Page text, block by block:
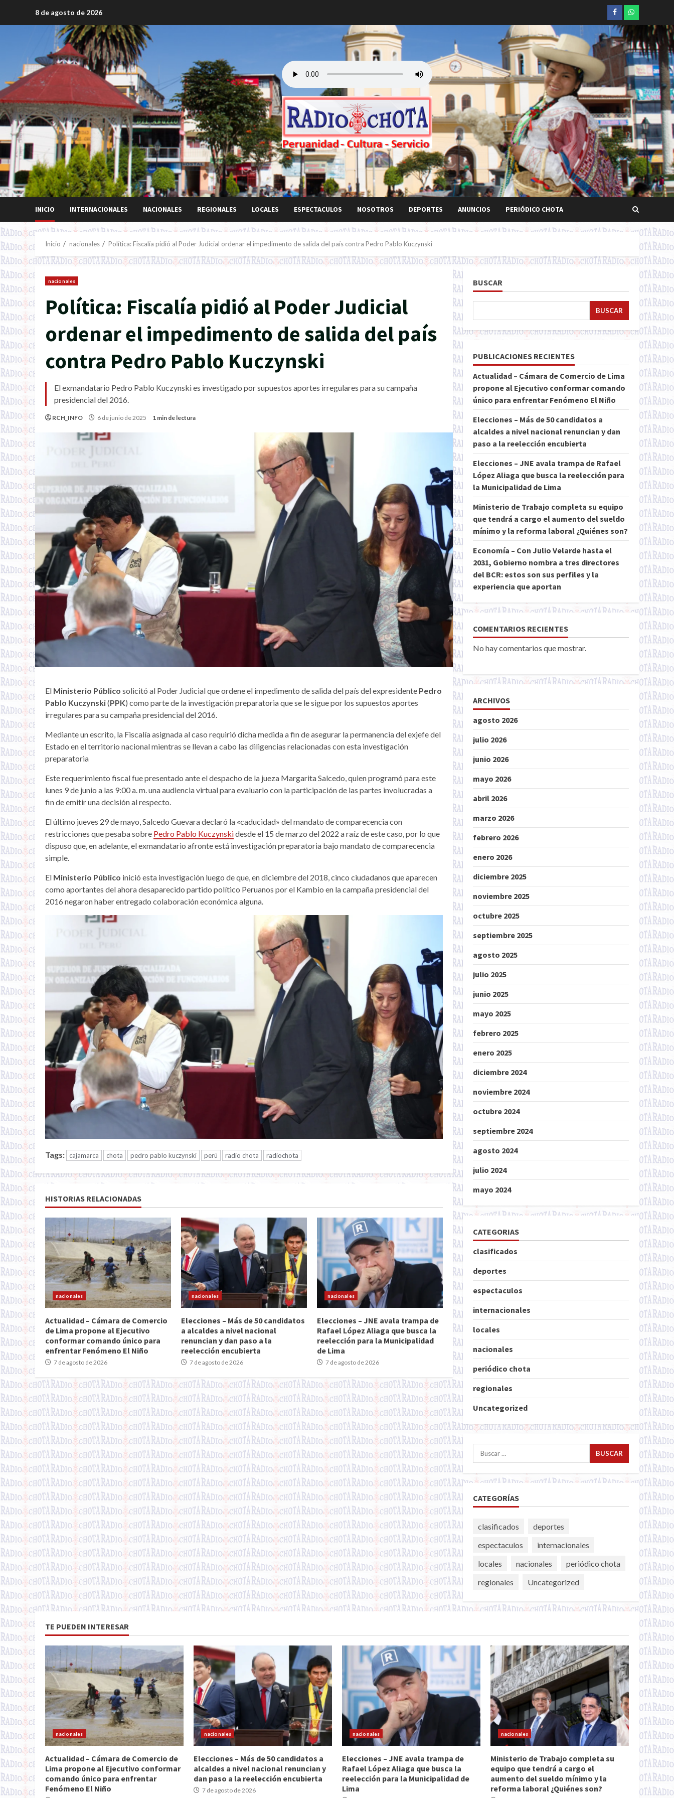
8 de agosto de 2026 Facebookwhatsapp
INICIO INTERNACIONALES NACIONALES REGIONALES LOCALES ESPECTACULOS NOSOTROS DEPORTES ANUNCIOS PERIÓDICO CHOTA
Inicio nacionales Política: Fiscalía pidió al Poder Judicial ordenar el impedimento de salida del país contra Pedro Pablo Kuczynski
nacionales
Política: Fiscalía pidió al Poder Judicial
ordenar el impedimento de salida del país
contra Pedro Pablo Kuczynski
El exmandatario Pedro Pablo Kuczynski es investigado por supuestos aportes irregulares para su campaña
presidencial del 2016.
RCH_INFO 6 de junio de 2025 1 min de lectura
El Ministerio Público solicitó al Poder Judicial que ordene el impedimento de salida del país del expresidente Pedro
Pablo Kuczynski(PPK) como parte de la investigación preparatoria que se le sigue por los supuestos aportes
irregulares para su campaña presidencial del 2016.
Mediante un escrito, la Fiscalía asignada al caso requirió dicha medida a fin de asegurar la permanencia del exjefe del
Estado en el territorio nacional mientras se llevan a cabo las diligencias relacionadas con esta investigación
preparatoria
Este requerimiento fiscal fue presentado ante el despacho de la jueza Margarita Salcedo, quien programó para este
lunes 9 de junio a las 9:00 a. m. una audiencia virtual para evaluarlo con la participación de las partes involucradas a
fin de emitir una decisión al respecto.
El último jueves 29 de mayo, Salcedo Guevara declaró la «caducidad» del mandato de comparecencia con
restricciones que pesaba sobre Pedro Pablo Kuczynskidesde el 15 de marzo del 2022 a raíz de este caso, por lo que
dispuso que, en adelante, el exmandatario afronte está investigación preparatoria bajo mandato de comparecencia
simple.
El Ministerio Público inició esta investigación luego de que, en diciembre del 2018, cinco ciudadanos que aparecen
como aportantes del ahora desaparecido partido político Peruanos por el Kambio en la campaña presidencial del
2016 negaron haber entregado colaboración económica alguna.
Tags: cajamarca chota pedro pablo kuczynski perú radio chota radiochota
HISTORIAS RELACIONADAS
nacionales
Actualidad – Cámara de Comercio
de Lima propone al Ejecutivo
conformar comando único para
enfrentar Fenómeno El Niño
7 de agosto de 2026
nacionales
Elecciones – Más de 50 candidatos
a alcaldes a nivel nacional
renuncian y dan paso a la
reelección encubierta
7 de agosto de 2026
nacionales
Elecciones – JNE avala trampa de
Rafael López Aliaga que busca la
reelección para la Municipalidad
de Lima
7 de agosto de 2026
BUSCAR
BUSCAR
PUBLICACIONES RECIENTES
Actualidad – Cámara de Comercio de Lima
propone al Ejecutivo conformar comando
único para enfrentar Fenómeno El Niño
Elecciones – Más de 50 candidatos a
alcaldes a nivel nacional renuncian y dan
paso a la reelección encubierta
Elecciones – JNE avala trampa de Rafael
López Aliaga que busca la reelección para
la Municipalidad de Lima
Ministerio de Trabajo completa su equipo
que tendrá a cargo el aumento del sueldo
mínimo y la reforma laboral ¿Quiénes son?
Economía – Con Julio Velarde hasta el
2031, Gobierno nombra a tres directores
del BCR: estos son sus perfiles y la
experiencia que aportan
COMENTARIOS RECIENTES
No hay comentarios que mostrar.
ARCHIVOS
agosto 2026
julio 2026
junio 2026
mayo 2026
abril 2026
marzo 2026
febrero 2026
enero 2026
diciembre 2025
noviembre 2025
octubre 2025
septiembre 2025
agosto 2025
julio 2025
junio 2025
mayo 2025
febrero 2025
enero 2025
diciembre 2024
noviembre 2024
octubre 2024
septiembre 2024
agosto 2024
julio 2024
mayo 2024
CATEGORIAS
clasificados
deportes
espectaculos
internacionales
locales
nacionales
periódico chota
regionales
Uncategorized
Buscar:
CATEGORÍAS
clasificados
deportes
espectaculos
internacionales
locales
nacionales
periódico chota
regionales
Uncategorized
TE PUEDEN INTERESAR
nacionales
Actualidad – Cámara de Comercio de
Lima propone al Ejecutivo conformar
comando único para enfrentar
Fenómeno El Niño
nacionales
Elecciones – Más de 50 candidatos a
alcaldes a nivel nacional renuncian y
dan paso a la reelección encubierta
7 de agosto de 2026
nacionales
Elecciones – JNE avala trampa de
Rafael López Aliaga que busca la
reelección para la Municipalidad de
Lima
nacionales
Ministerio de Trabajo completa su
equipo que tendrá a cargo el
aumento del sueldo mínimo y la
reforma laboral ¿Quiénes son?